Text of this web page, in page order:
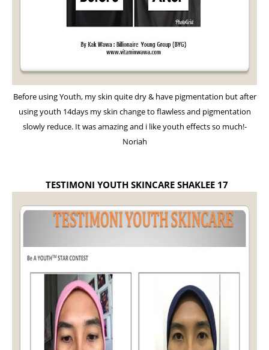
Before using Youth, my skin quite dry & have pigmentation but after
using youth 14days my skin change to flawless and pigmentation
slowly reduce. It was amazing and i like youth effects so much!-
Noriah
TESTIMONI YOUTH SKINCARE SHAKLEE 17